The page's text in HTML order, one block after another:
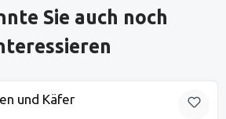
Sie auch noch